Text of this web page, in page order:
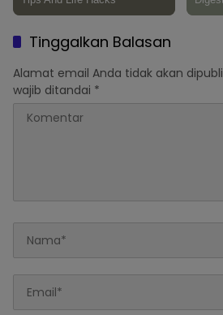
Tinggalkan Balasan
Alamat email Anda tidak akan
wajib ditandai *